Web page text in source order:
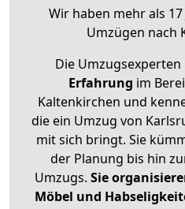
Wir haben mehr als
Umzügen nach
Die Umzugsexperten
Erfahrung im
Kaltenkirchen und
die ein Umzug von
mit sich bringt. Sie
der Planung bis hin
Umzugs. Sie
Möbel und